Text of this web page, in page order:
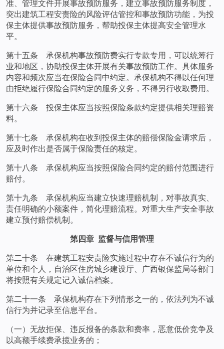
准、管理文件开展事故预防服务，建立事故预防服务制度，
突出建筑工程安责险的风险评估管控和事故预防功能，为投
保主体提供事故预防服务，帮助投保主体提高安全管理水
平。
第十五条 承保机构事故预防费实行专款专用，可以统筹行
业和地区，协助投保主体开展有关事故预防工作。具体服务
内容和频次应当在保险合同中约定。承保机构不得以任何理
由拒绝履行保险合同约定的服务义务，不得另行收取费用。
第十六条 投保主体应当按照保险条款约定提供相关理赔资
料。
第十七条 承保机构在收到投保主体的赔偿保险金请求后，
应及时作出是否属于保险责任的核定。
第十八条 承保机构应当按照保险合同约定的赔付范围进行
赔付。
第十九条 承保机构应当建立快速理赔机制，对事故真实、
责任明确的小额案件，简化理赔流程。对重大生产安全事故
建立预付赔偿机制。
第四章 监督与信用管理
第二十条 在建筑工程安责险实施过程中存在不诚信行为的
单位和个人，自治区住房城乡建设厅、广西银保监局等部门
将按照有关规定记入诚信档案。
第二十一条 承保机构存在下列情形之一的，依法列为不诚
信行为并记录至信息平台。
（一）无故拒保、违反报备的条款和费率，恶意低价竞争及
以高额手续费承揽业务的；